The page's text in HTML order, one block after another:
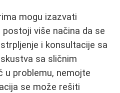
mogu izazvati
više načina da se
i konsultacije sa
sa sličnim
u problemu, nemojte
se može rešiti